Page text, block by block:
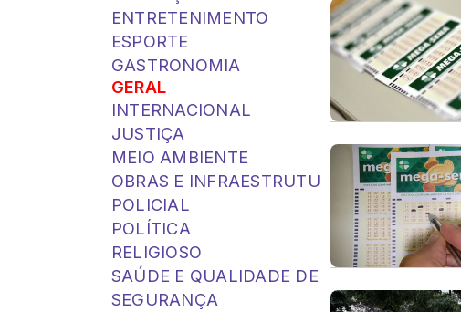
ENTRETENIMENTO
ESPORTE
GASTRONOMIA
GERAL
INTERNACIONAL
JUSTIÇA
MEIO AMBIENTE
OBRAS E INFRAESTRUTURA
POLICIAL
POLÍTICA
RELIGIOSO
SAÚDE E QUALIDADE DE VIDA
SEGURANÇA